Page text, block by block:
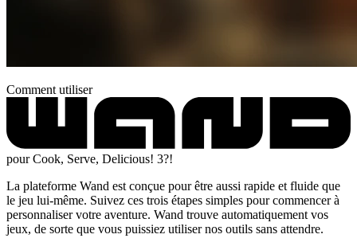
Comment utiliser
pour Cook, Serve, Delicious! 3?!
La plateforme Wand est conçue pour être aussi rapide et fluide que
le jeu lui-même. Suivez ces trois étapes simples pour commencer à
personnaliser votre aventure. Wand trouve automatiquement vos
jeux, de sorte que vous puissiez utiliser nos outils sans attendre.